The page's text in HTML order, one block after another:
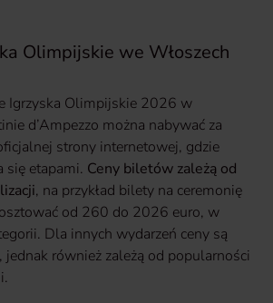
Olimpijskie we Włoszech
Igrzyska Olimpijskie 2026 w
d’Ampezzo można nabywać za
strony internetowej, gdzie
się etapami. Ceny biletów zależą od
, na przykład bilety na ceremonię
od 260 do 2026 euro, w
Dla innych wydarzeń ceny są
jednak również zależą od popularności